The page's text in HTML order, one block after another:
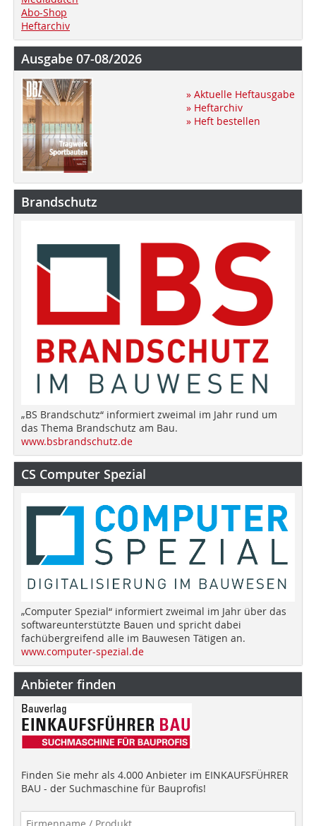
Abo-Shop
Heftarchiv
Ausgabe 07-08/2026
» Aktuelle Heftausgabe
» Heftarchiv
» Heft bestellen
Brandschutz
„BS Brandschutz“ informiert zweimal im Jahr rund um
das Thema Brandschutz am Bau.
www.bsbrandschutz.de
CS Computer Spezial
„Computer Spezial“ informiert zweimal im Jahr über das
softwareunterstützte Bauen und spricht dabei
fachübergreifend alle im Bauwesen Tätigen an.
www.computer-spezial.de
Anbieter finden
Finden Sie mehr als 4.000 Anbieter im EINKAUFSFÜHRER
BAU - der Suchmaschine für Bauprofis!